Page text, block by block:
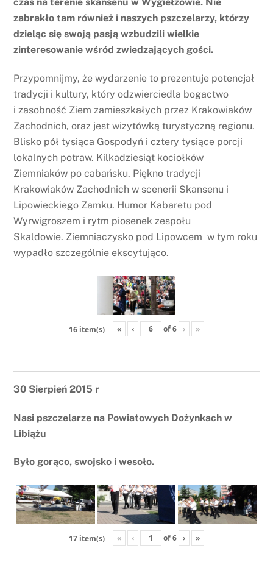
zabrakło tam również i naszych pszczelarzy, którzy
dzieląc się swoją pasją wzbudzili wielkie
zinteresowanie wśród zwiedzających gości.
Przypomnijmy, że wydarzenie to prezentuje potencjał
tradycji i kultury, który odzwierciedla bogactwo
i zasobność Ziem zamieszkałych przez Krakowiaków
Zachodnich, oraz jest wizytówką turystyczną regionu.
Blisko pół tysiąca Gospodyń i cztery tysiące porcji
lokalnych potraw. Kilkadziesiąt kociołków
Ziemniaków po cabańsku. Piękno tradycji
Krakowiaków Zachodnich w scenerii Skansenu i
Lipowieckiego Zamku. Humor Kabaretu pod
Wyrwigroszem i rytm piosenek zespołu
Skaldowie. Ziemniaczysko pod Lipowcem w tym roku
wypadło szczególnie ekscytująco.
16 item(s) « ‹ of6 › »
30 Sierpień 2015 r
Nasi pszczelarze na Powiatowych Dożynkach w
Libiążu
Było gorąco, swojsko i wesoło.
17 item(s) « ‹ of6 › »